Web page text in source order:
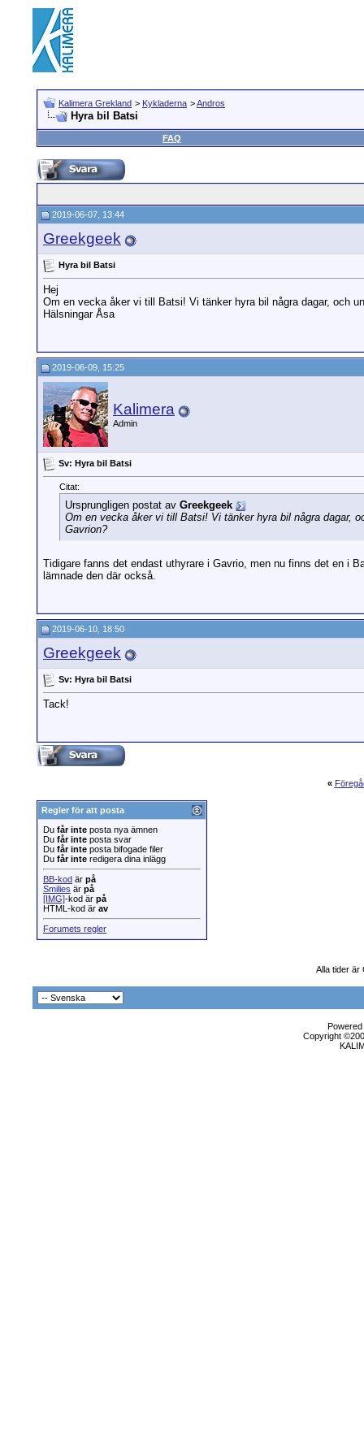
Kalimera Grekland > Kykladerna >Andros
Hyra bil Batsi
FAQ
2019-06-07, 13:44
Greekgeek
Hyra bil Batsi
Hej
Om en vecka åker vi till Batsi! Vi tänker hyra bil några dagar, och
Hälsningar Åsa
2019-06-09, 15:25
Kalimera
Admin
Sv: Hyra bil Batsi
Citat:
Ursprungligen postat av Greekgeek
Om en vecka åker vi till Batsi! Vi tänker hyra bil några dagar,
Gavrion?
Tidigare fanns det endast uthyrare i Gavrio, men nu finns det en i
lämnade den där också.
2019-06-10, 18:50
Greekgeek
Sv: Hyra bil Batsi
Tack!
«
Regler för att posta
Du får inte posta nya ämnen
Du får inte posta svar
Du får inte posta bifogade filer
Du får inte redigera dina inlägg
BB-kod är på
Smilies är på
[IMG]-kod är på
HTML-kod är av
Forumets regler
Alla tider är
Copyright